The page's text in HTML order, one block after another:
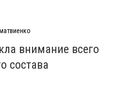
внимание всего
состава